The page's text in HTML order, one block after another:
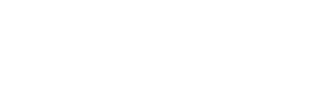
ബുക്ക് ഓഫ് റെക്കോർഡ് നിറവിൽ
സ്വദേശി മരിച്ചു